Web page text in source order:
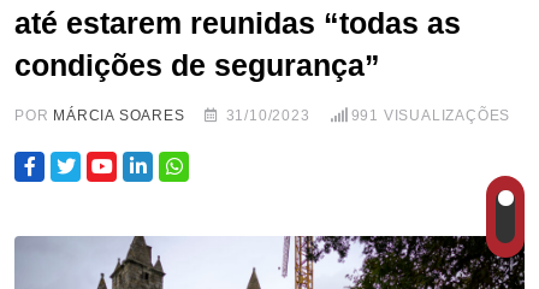
até estarem reunidas “todas as
condições de segurança”
POR MÁRCIA SOARES 31/10/2023 991 VISUALIZAÇÕES